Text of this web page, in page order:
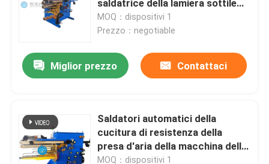
saldatrice della lamiera sottile
della cucitura di 1000mm
MOQ：dispositivi 1
Prezzo：negotiable
Miglior prezzo Contattaci
Saldatori automatici della
cucitura di resistenza della
presa d'aria della macchina della
saldatura continua 50KVA
MOQ：dispositivi 1